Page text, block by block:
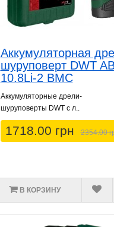
Аккумуляторная
шуруповерт DWT
10.8Li-2 BMC
Аккумуляторные дрели-
шуруповерты DWT с л..
1718.00 грн 2354.00
В КОРЗИНУ